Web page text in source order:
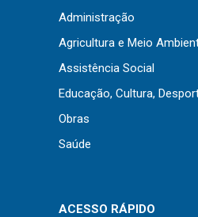
Administração
Agricultura e Meio
Assistência Social
Educação, Cultura,
Obras
Saúde
ACESSO RÁPIDO